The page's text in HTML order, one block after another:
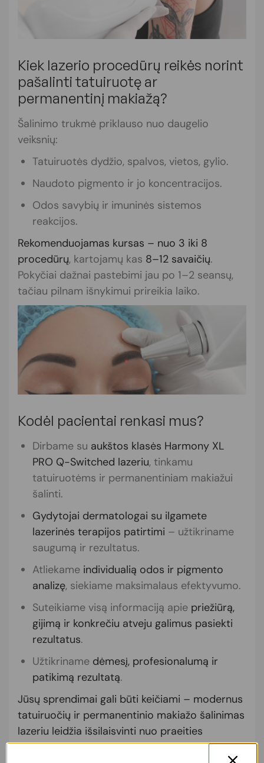
Kiek lazerio procedūrų reikės norint
pašalinti tatuiruotę ar
permanentinį makiažą?
Šalinimo trukmė priklauso nuo daugelio
veiksnių:
Tatuiruotės dydžio, spalvos, vietos, gylio.
Naudoto pigmento ir jo koncentracijos.
Odos savybių ir imuninės sistemos
reakcijos.
Rekomenduojamas kursas – nuo 3 iki 8
procedūrų, kartojamų kas 8–12 savaičių.
Pokyčiai dažnai pastebimi jau po 1–2 seansų,
tačiau pilnam išnykimui prireikia laiko.
Kodėl pacientai renkasi mus?
Dirbame su aukštos klasės Harmony XL
PRO Q-Switched lazeriu, tinkamu
tatuiruotėms ir permanentiniam makiažui
šalinti.
Gydytojai dermatologai su ilgamete
lazerinės terapijos patirtimi – užtikriname
saugumą ir rezultatus.
Atliekame individualią odos ir pigmento
analizę, siekiame maksimalaus efektyvumo.
Suteikiame visą informaciją apie priežiūrą,
gijimą ir konkrečiu atveju galimus pasiekti
rezultatus.
Užtikriname dėmesį, profesionalumą ir
patikimą rezultatą.
Jūsų sprendimai gali būti keičiami – modernus
tatuiruočių ir permanentinio makiažo šalinimas
lazeriu leidžia išsilaisvinti nuo praeities
pasirinkimų be randų, skausmo ar drastiškų